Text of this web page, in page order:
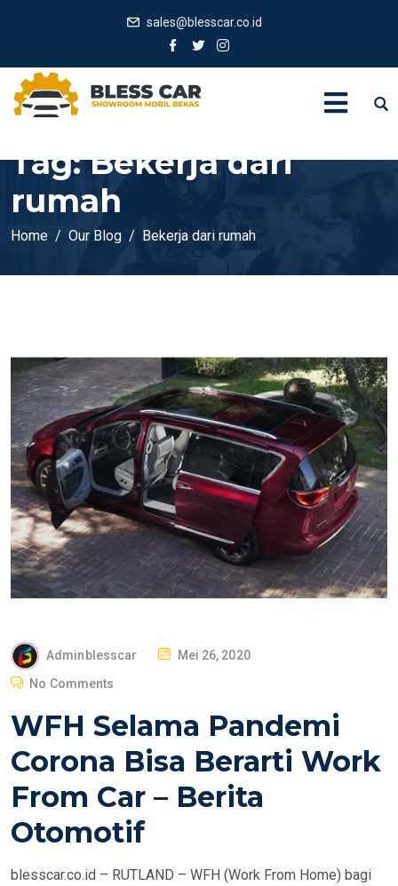
sales@blesscar.co.id
Tag:Bekerja dari
rumah
Home Our Blog Bekerja dari rumah
Adminblesscar
P
T
D
O
Mei 26, 2020
No Comments
WFH Selama Pandemi
Corona Bisa Berarti Work
From Car – Berita
Otomotif
blesscar.co.id – RUTLAND – WFH (Work From Home) bagi